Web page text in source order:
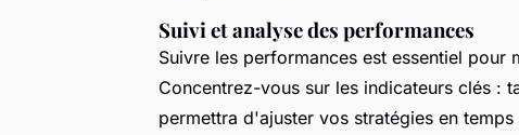
Suivi et analyse des performances
Suivre les performances est essentiel
Concentrez-vous sur les indicateurs clés :
permettra d'ajuster vos stratégies en